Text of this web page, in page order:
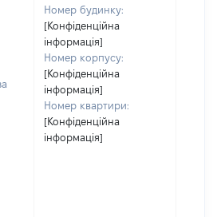
Номер будинку:
[Конфіденційна
інформація]
Номер корпусу:
[Конфіденційна
інформація]
Номер квартири:
[Конфіденційна
інформація]